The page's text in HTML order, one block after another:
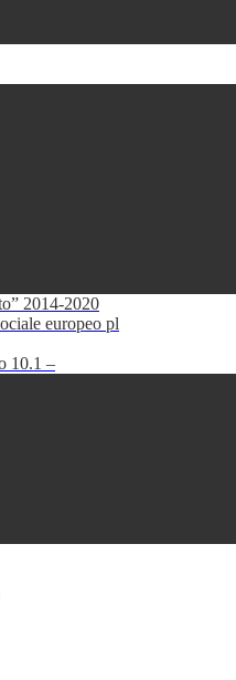
2014-2020
europeo pl
10.1 –